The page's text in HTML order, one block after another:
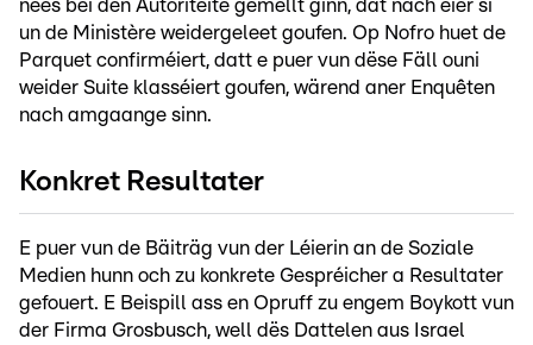
nees bei den Autoritéite gemellt ginn, dat nach éier si
un de Ministère weidergeleet goufen. Op Nofro huet de
Parquet confirméiert, datt e puer vun dëse Fäll ouni
weider Suite klasséiert goufen, wärend aner Enquêten
nach amgaange sinn.
Konkret Resultater
E puer vun de Bäiträg vun der Léierin an de Soziale
Medien hunn och zu konkrete Gespréicher a Resultater
gefouert. E Beispill ass en Opruff zu engem Boykott vun
der Firma Grosbusch, well dës Dattelen aus Israel